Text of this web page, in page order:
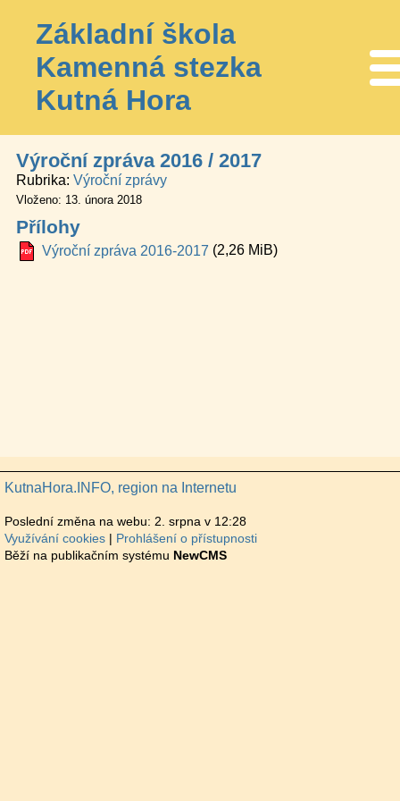
Základní škola
Kamenná stezka
Kutná Hora
Výroční zpráva 2016 / 2017
Rubrika Výroční zprávy
Vloženo: 13. února 2018
Přílohy
Výroční zpráva 2016-2017 (2,26 MiB)
KutnaHora.INFO, region na Internetu
Poslední změna na webu: 2. srpna v 12:28
Využívání cookies
Prohlášení o přístupnosti
Běží na publikačním systému NewCMS